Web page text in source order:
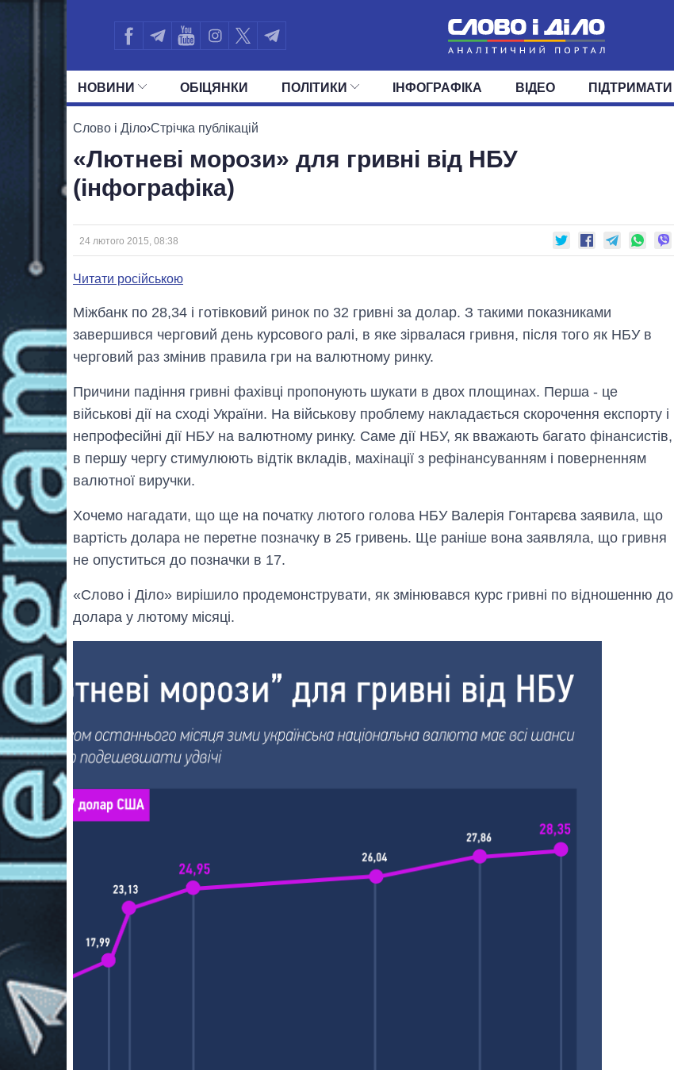
НОВИНИ
ПОЛІТИКА ЕКОНОМІКА
ОБIЦЯНКИ ПОЛIТИКИ
УСІ ПОЛІТИКИ
ДЕПУТАТИ КОМІТЕТИ
ІНФОГРАФІКА ВІДЕО ПІДТРИМАТИ
Слово і Діло›Стрічка публікацій
«Лютневі морози» для гривні від НБУ
(інфографіка)
24 лютого 2015, 08:38
Читати російською
Міжбанк по 28,34 і готівковий ринок по 32 гривні за долар. З такими показниками
завершився черговий день курсового ралі, в яке зірвалася гривня, після того як НБУ в
черговий раз змінив правила гри на валютному ринку.
Причини падіння гривні фахівці пропонують шукати в двох площинах. Перша - це
військові дії на сході України. На військову проблему накладається скорочення експорту і
непрофесійні дії НБУ на валютному ринку. Саме дії НБУ, як вважають багато фінансистів,
в першу чергу стимулюють відтік вкладів, махінації з рефінансуванням і поверненням
валютної виручки.
Хочемо нагадати, що ще на початку лютого голова НБУ Валерія Гонтарєва заявила, що
вартість долара не перетне позначку в 25 гривень. Ще раніше вона заявляла, що гривня
не опуститься до позначки в 17.
«Слово і Діло» вирішило продемонструвати, як змінювався курс гривні по відношенню до
долара у лютому місяці.